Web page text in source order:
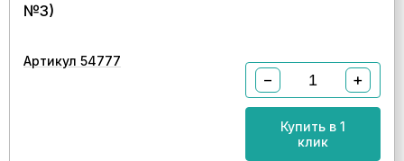
№3)
Артикул 54777
− +
Купить в 1
клик